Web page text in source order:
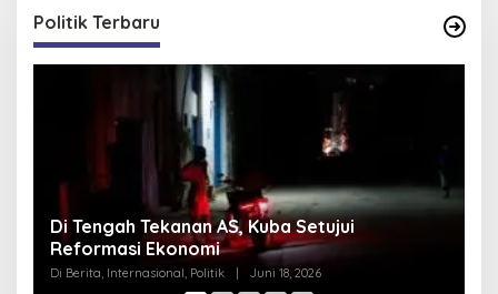
Politik Terbaru
Pentagon Hapus Kata ‘Indo’ dari Komando
Indo-Pasifik, Mengapa?
Di Berita, Internasional, Politik Juni 18, 2026